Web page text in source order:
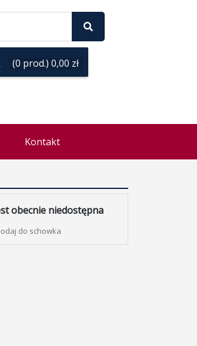
(0 prod.) 0,00 zł
Kontakt
obecnie niedostępna
do schowka